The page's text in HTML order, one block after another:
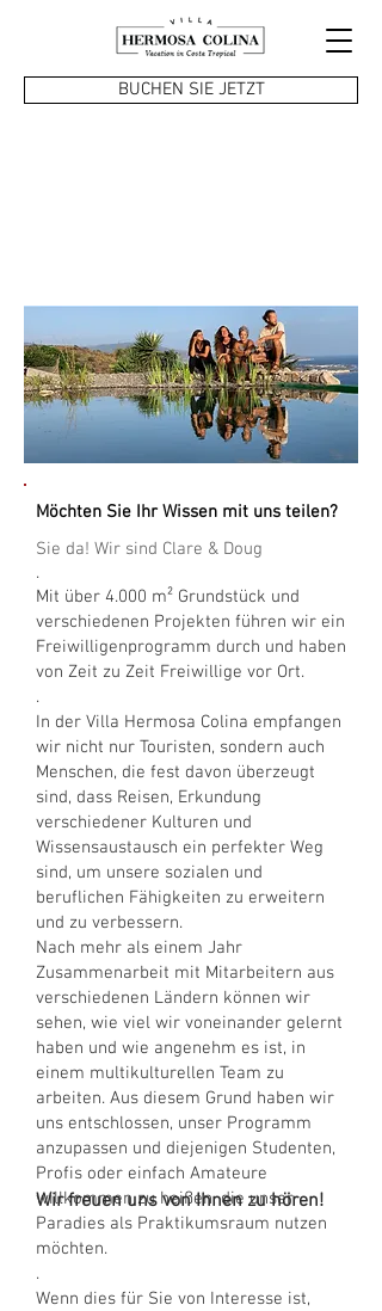
BUCHEN SIE JETZT
Möchten Sie Ihr Wissen mit uns teilen?
Sie da! Wir sind Clare & Doug
.
Mit über 4.000 m² Grundstück und
verschiedenen Projekten führen wir ein
Freiwilligenprogramm durch und haben
von Zeit zu Zeit Freiwillige vor Ort.
.
In der Villa Hermosa Colina empfangen
wir nicht nur Touristen, sondern auch
Menschen, die fest davon überzeugt
sind, dass Reisen, Erkundung
verschiedener Kulturen und
Wissensaustausch ein perfekter Weg
sind, um unsere sozialen und
beruflichen Fähigkeiten zu erweitern
und zu verbessern.
Nach mehr als einem Jahr
Zusammenarbeit mit Mitarbeitern aus
verschiedenen Ländern können wir
sehen, wie viel wir voneinander gelernt
haben und wie angenehm es ist, in
einem multikulturellen Team zu
arbeiten. Aus diesem Grund haben wir
uns entschlossen, unser Programm
anzupassen und diejenigen Studenten,
Profis oder einfach Amateure
willkommen zu heißen, die unser
Paradies als Praktikumsraum nutzen
möchten.
.
Wenn dies für Sie von Interesse ist,
Wir freuen uns von Ihnen zu hören!